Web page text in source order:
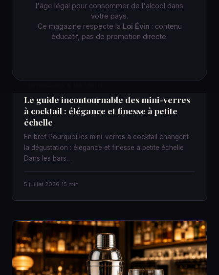
l'âge légal pour consommer de l'alcool dans
votre pays.
Ce magazine respecte la Loi Évin : contenu
éducatif, pas de promotion directe.
Le guide incontournable des mini-verres
à cocktail : élégance et finesse à petite
échelle
En bref Pourquoi les mini-verres à cocktail changent
la dégustation : élégance et finesse à petite échelle
Dans les bars…
5 juillet 2026 15 min